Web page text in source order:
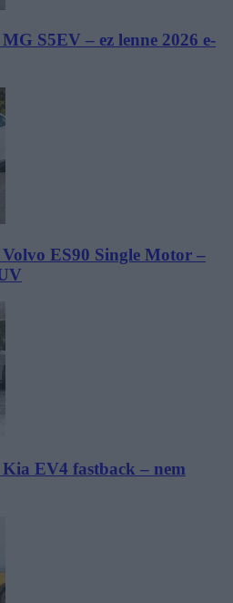
S5EV – ez lenne 2026 e-
ES90 Single Motor –
EV4 fastback – nem